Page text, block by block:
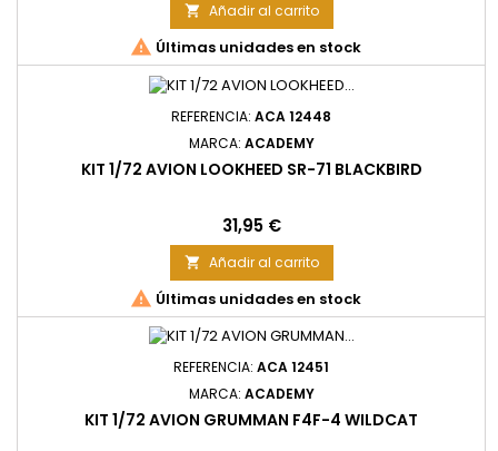
 Añadir al carrito
 Últimas unidades en stock
REFERENCIA: ACA 12448
MARCA: ACADEMY
KIT 1/72 AVION LOOKHEED SR-71 BLACKBIRD
Precio
31,95 €
 Añadir al carrito
 Últimas unidades en stock
REFERENCIA: ACA 12451
MARCA: ACADEMY
KIT 1/72 AVION GRUMMAN F4F-4 WILDCAT